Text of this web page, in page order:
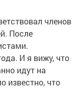
членов
После
И я вижу, что
идут на
известно, что